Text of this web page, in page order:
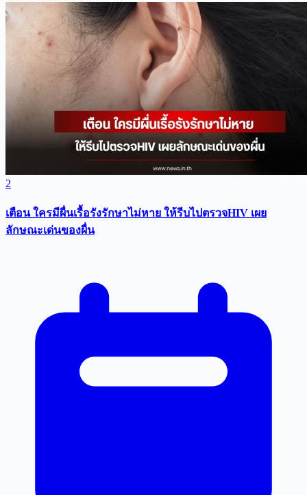
2
เตือน ใครมีผื่นเรื้อรังรักษาไม่หาย ให้รีบไปตรวจHIV เผย
ลักษณะเด่นของผื่น